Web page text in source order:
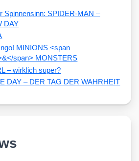
Spinnensinn: SPIDER-MAN –
DAY
MINIONS <span
span> MONSTERS
– wirklich super?
DAY – DER TAG DER WAHRHEIT